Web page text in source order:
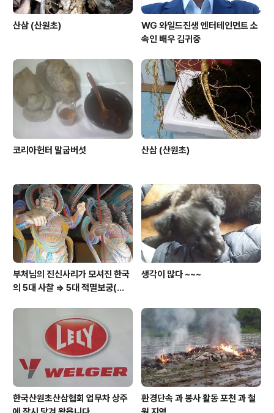
산삼 (산원초)
WG 와일드진생 엔터테인먼트 소
속인 배우 김귀중
코리아헌터 말굽버섯 산삼 (산원초)
부처님의 진신사리가 모셔진 한국
의 5대 사찰 => 5대 적멸보궁(寂
생각이 많다 ~~~
한국산원초산삼협회 업무차 상주
환경단속 과 봉사 활동 포천 과 철